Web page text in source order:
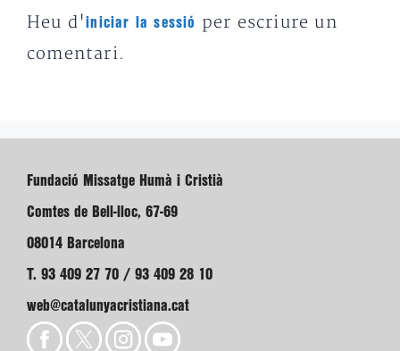
Heu d'iniciar la sessió
per escriure un
comentari.
Fundació Missatge Humà i Cristià
Comtes de Bell-lloc, 67-69
08014 Barcelona
T. 93 409 27 70 / 93 409 28 10
web@catalunyacristiana.cat